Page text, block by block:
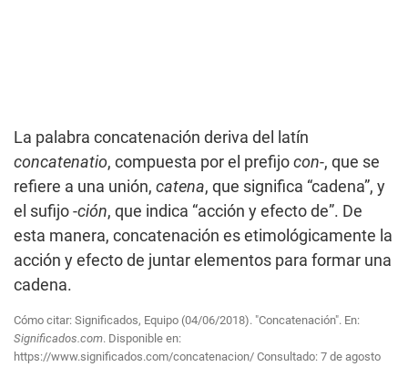
La palabra concatenación deriva del latín
concatenatio, compuesta por el prefijo con-, que se
refiere a una unión, catena, que significa “cadena”, y
el sufijo -ción, que indica “acción y efecto de”. De
esta manera, concatenación es etimológicamente la
acción y efecto de juntar elementos para formar una
cadena.
Cómo citar: Significados, Equipo (04/06/2018). "Concatenación". En:
Significados.com. Disponible en:
https://www.significados.com/concatenacion/ Consultado: 7 de agosto